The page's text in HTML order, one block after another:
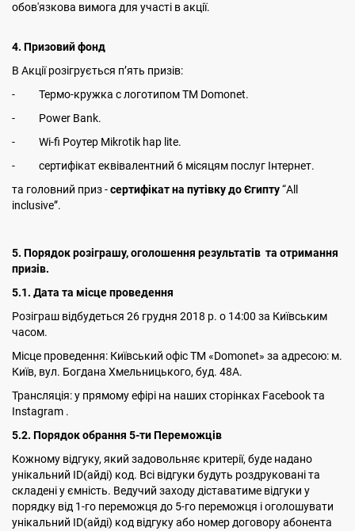
обов'язкова вимога для участі в акції.
4. Призовий фонд
В Акції розігрується п’ять призів:
- Термо-кружка с логотипом ТМ Domonet.
- Power Bank.
- Wi-fi Роутер Mikrotik hap lite.
- сертифікат еквівалентний 6 місяцям послуг Інтернет.
та головний приз -сертифікат на путівку до Єгипту“All
inclusive”.
5. Порядок розіграшу, оголошення результатів та отримання
призів.
5.1. Дата та місце проведення
Розіграш відбудеться 26 грудня 2018 р. о 14:00 за Київським
часом.
Місце проведення: Київський офіс ТМ «Domonet» за адресою: м.
Київ, вул. Богдана Хмельницького, буд. 48А.
Трансляція: у прямому ефірі на наших сторінках Facebook та
Instagram .
5.2. Порядок обрання 5-ти Переможців
Кожному відгуку, який задовольняє критерії, буде надано
унікальний ID(айді) код. Всі відгуки будуть роздруковані та
складені у ємність. Ведучий заходу діставатиме відгуки у
порядку від 1-го переможця до 5-го переможця і оголошувати
унікальний ID(айді) код відгуку або номер договору абонента